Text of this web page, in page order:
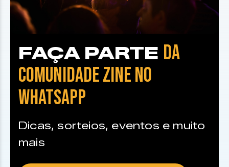
FAÇA PARTE DA
COMUNIDADE ZINE NO
WHATSAPP
Dicas, sorteios, eventos e muito
mais